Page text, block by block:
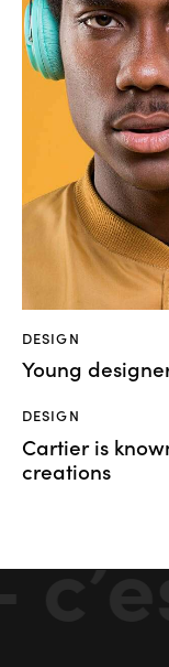
DESIGN
Young
DESIGN
Cartier is
creations